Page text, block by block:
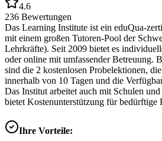
4.6
236 Bewertungen
Das Learning Institute ist ein eduQua-
mit einem großen Tutoren-Pool der
Lehrkräfte). Seit 2009 bietet es
oder online mit umfassender Betreuung.
sind die 2 kostenlosen Probelektionen,
innerhalb von 10 Tagen und die
Das Institut arbeitet auch mit Schulen
bietet Kostenunterstützung für bedürftige
Ihre Vorteile: